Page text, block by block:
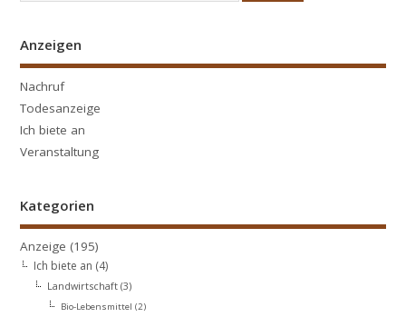
Anzeigen
Nachruf
Todesanzeige
Ich biete an
Veranstaltung
Kategorien
Anzeige (195)
Ich biete an (4)
Landwirtschaft(3)
Bio-Lebensmittel (2)